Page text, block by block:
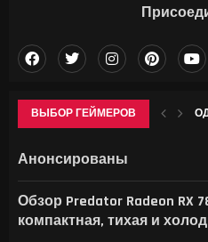
ВЫБОР ГЕЙМЕРОВ
Анонсированы
Обзор Predator Radeon RX
компактная, тихая и